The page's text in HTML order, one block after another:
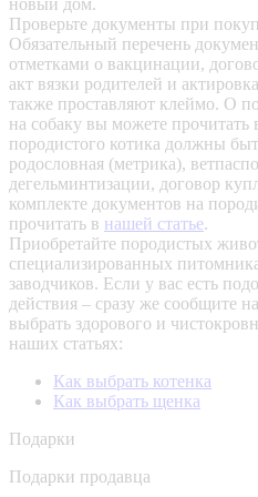
новый дом.
Проверьте документы при
Обязательный перечень
отметками о вакцинации,
акт вязки родителей и
также проставляют клеймо. О
на собаку вы можете прочитать
породистого котика должны
родословная (метрика),
дегельминтизации, договор
комплекте документов на
прочитать в нашей статье.
Приобретайте породистых
специализированных
заводчиков. Если у вас есть
действия – сразу же сообщите
выбрать здорового и
наших статьях:
Как выбрать котенка
Как выбрать щенка
Подарки
Подарки продавца